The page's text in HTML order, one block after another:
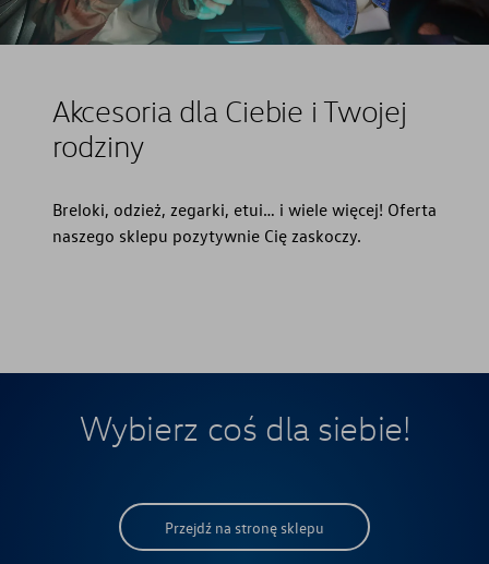
Akcesoria dla Ciebie i Twojej
rodziny
Breloki, odzież, zegarki, etui… i wiele więcej! Oferta
naszego sklepu pozytywnie Cię zaskoczy.
Wybierz coś dla siebie!
Przejdź na stronę sklepu